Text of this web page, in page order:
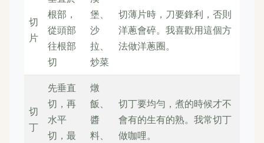
切
片
根部，
從頭部
往根部
切
堡、
沙
拉、
炒菜
切薄片時，刀要鋒利，否則
洋蔥會碎。我喜歡用這個方
法做洋蔥圈。
切
丁
先垂直
切，再
水平
切，最
燉
飯、
醬
料、
切丁要均勻，煮的時候才不
會有的生有的熟。我常切丁
做咖哩。